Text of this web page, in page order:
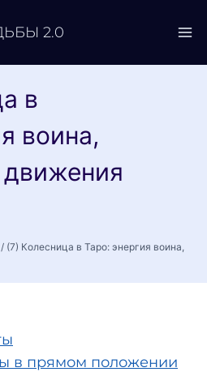
2.0
в
воина,
движения
/ (7) Колесница в Таро: энергия воина,
в прямом положении